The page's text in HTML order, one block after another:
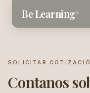
Be Learning®
SOLICITAR
Contanos